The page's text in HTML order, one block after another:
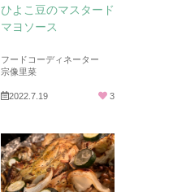
ひよこ豆のマスタード
マヨソース
フードコーディネーター
宗像里菜
2022.7.19 3